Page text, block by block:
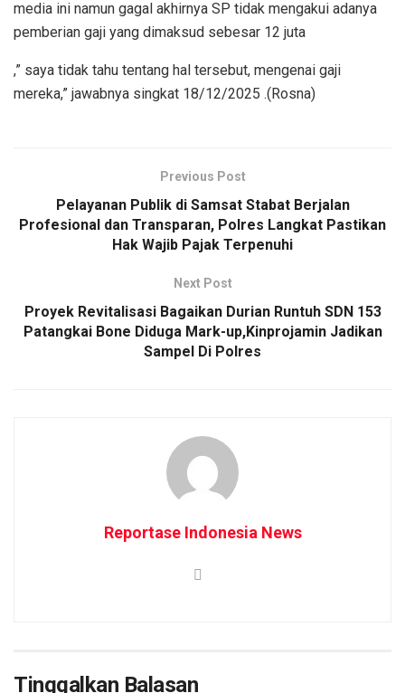
media ini namun gagal akhirnya SP tidak mengakui adanya
pemberian gaji yang dimaksud sebesar 12 juta
,” saya tidak tahu tentang hal tersebut, mengenai gaji
mereka,” jawabnya singkat 18/12/2025 .(Rosna)
Previous Post
Pelayanan Publik di Samsat Stabat Berjalan
Profesional dan Transparan, Polres Langkat Pastikan
Hak Wajib Pajak Terpenuhi
Next Post
Proyek Revitalisasi Bagaikan Durian Runtuh SDN 153
Patangkai Bone Diduga Mark-up,Kinprojamin Jadikan
Sampel Di Polres
Reportase Indonesia News
Tinggalkan Balasan